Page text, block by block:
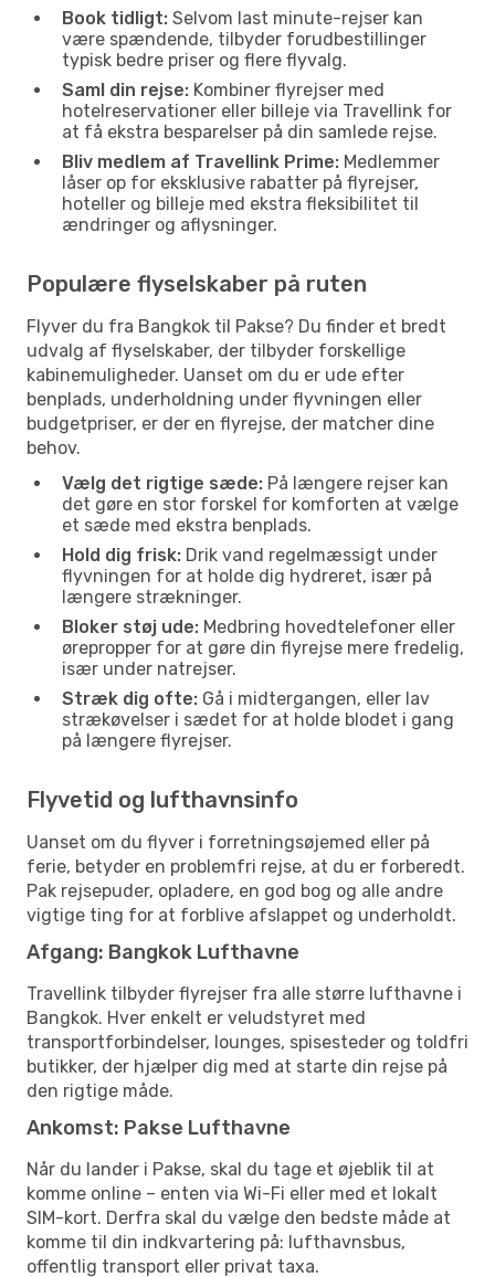
Book tidligt: Selvom last minute-rejser kan
være spændende, tilbyder forudbestillinger
typisk bedre priser og flere flyvalg.
Saml din rejse: Kombiner flyrejser med
hotelreservationer eller billeje via Travellink for
at få ekstra besparelser på din samlede rejse.
Bliv medlem af Travellink Prime: Medlemmer
låser op for eksklusive rabatter på flyrejser,
hoteller og billeje med ekstra fleksibilitet til
ændringer og aflysninger.
Populære flyselskaber på ruten
Flyver du fra Bangkok til Pakse? Du finder et bredt
udvalg af flyselskaber, der tilbyder forskellige
kabinemuligheder. Uanset om du er ude efter
benplads, underholdning under flyvningen eller
budgetpriser, er der en flyrejse, der matcher dine
behov.
Vælg det rigtige sæde: På længere rejser kan
det gøre en stor forskel for komforten at vælge
et sæde med ekstra benplads.
Hold dig frisk: Drik vand regelmæssigt under
flyvningen for at holde dig hydreret, især på
længere strækninger.
Bloker støj ude: Medbring hovedtelefoner eller
ørepropper for at gøre din flyrejse mere fredelig,
især under natrejser.
Stræk dig ofte: Gå i midtergangen, eller lav
strækøvelser i sædet for at holde blodet i gang
på længere flyrejser.
Flyvetid og lufthavnsinfo
Uanset om du flyver i forretningsøjemed eller på
ferie, betyder en problemfri rejse, at du er forberedt.
Pak rejsepuder, opladere, en god bog og alle andre
vigtige ting for at forblive afslappet og underholdt.
Afgang: Bangkok Lufthavne
Travellink tilbyder flyrejser fra alle større lufthavne i
Bangkok. Hver enkelt er veludstyret med
transportforbindelser, lounges, spisesteder og toldfri
butikker, der hjælper dig med at starte din rejse på
den rigtige måde.
Ankomst: Pakse Lufthavne
Når du lander i Pakse, skal du tage et øjeblik til at
komme online – enten via Wi-Fi eller med et lokalt
SIM-kort. Derfra skal du vælge den bedste måde at
komme til din indkvartering på: lufthavnsbus,
offentlig transport eller privat taxa.